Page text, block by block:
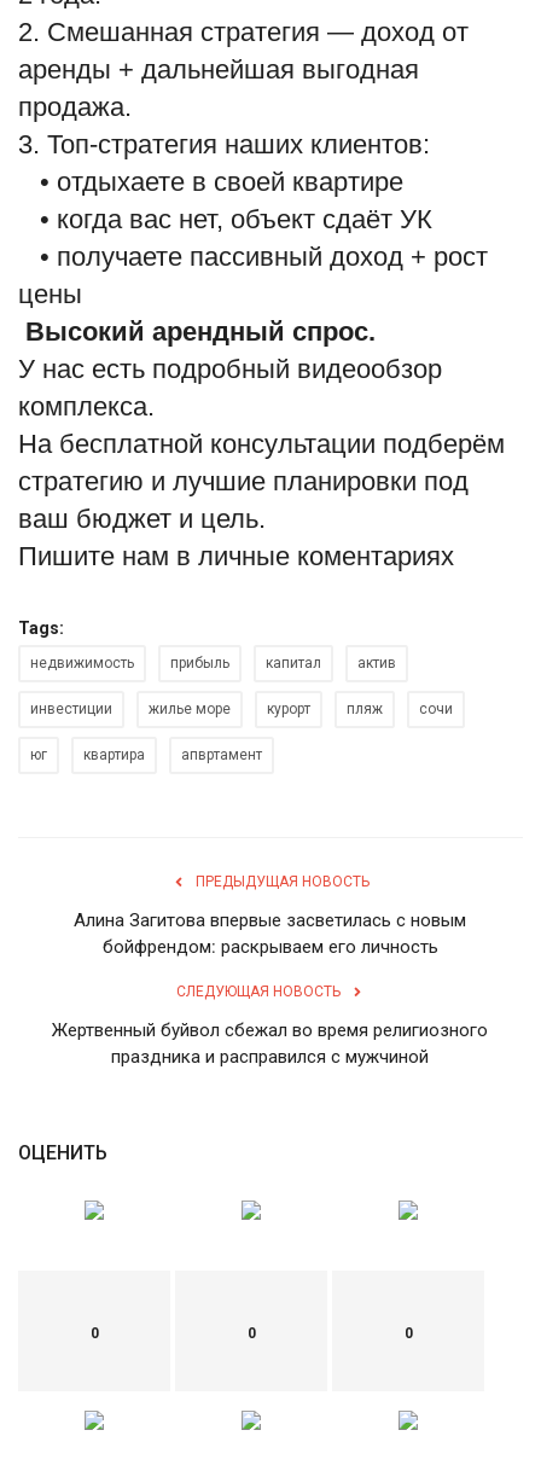
2. Смешанная стратегия — доход от
аренды + дальнейшая выгодная
продажа.
3. Топ-стратегия наших клиентов:
• отдыхаете в своей квартире
• когда вас нет, объект сдаёт УК
• получаете пассивный доход + рост
цены
Высокий арендный спрос.
У нас есть подробный видеообзор
комплекса.
На бесплатной консультации подберём
стратегию и лучшие планировки под
ваш бюджет и цель.
Пишите нам в личные коментариях
Tags:
недвижимость прибыль капитал актив
инвестиции жилье море курорт пляж сочи
юг квартира апвртамент
ПРЕДЫДУЩАЯ НОВОСТЬ
Алина Загитова впервые засветилась с новым
бойфрендом: раскрываем его личность
СЛЕДУЮЩАЯ НОВОСТЬ
Жертвенный буйвол сбежал во время религиозного
праздника и расправился с мужчиной
ОЦЕНИТЬ
0 0 0